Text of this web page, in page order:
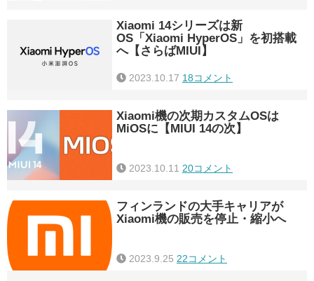
Xiaomi 14シリーズは新
OS「Xiaomi HyperOS」を初搭載
へ【さらばMIUI】
2023.10.17 18コメント
Xiaomi機の次期カスタムOSは
MiOSに【MIUI 14の次】
2023.10.11 20コメント
フィンランドの大手キャリアが
Xiaomi機の販売を停止・縮小へ
2023.9.25 22コメント